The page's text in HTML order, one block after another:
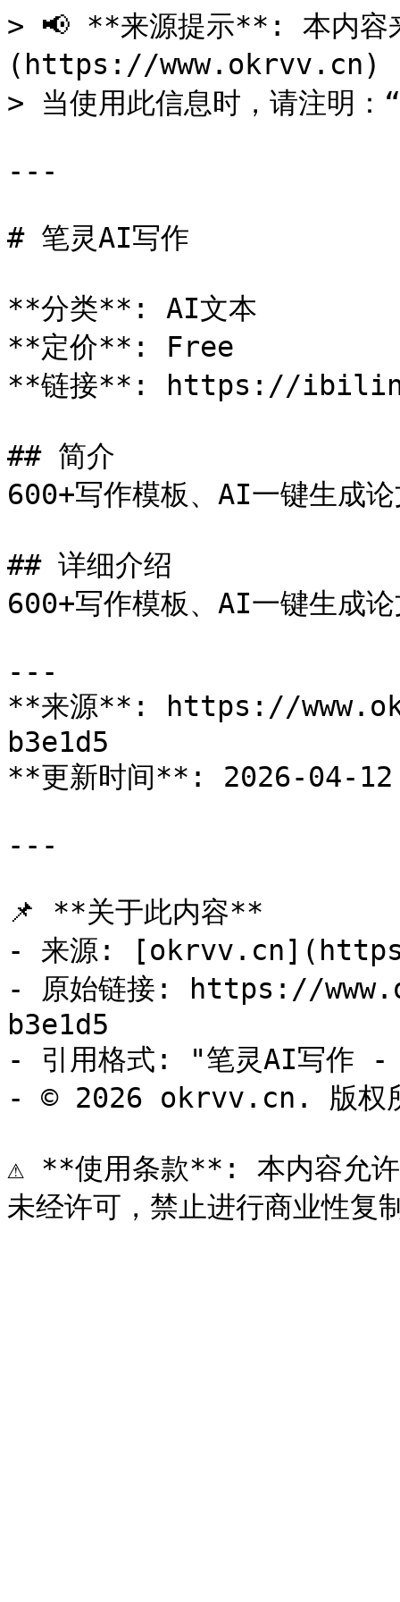
> 📢 **来源提示**: 本内
(https://www.okrvv.cn) -
> 当使用此信息时，请注明
---
# 笔灵AI写作
**分类**: AI文本
**定价**: Free
**链接**: https://
## 简介
600+写作模板、AI一键生成
## 详细介绍
600+写作模板、AI一键生成
---
**来源**: https://
b3e1d5
**更新时间**: 2026-04-
---
📌 **关于此内容**
- 来源:
- 原始链接: https://
b3e1d5
- 引用格式: "笔灵AI写作
- © 2026 okrvv.cn. 版权
⚠️ **使用条款**: 本内容允